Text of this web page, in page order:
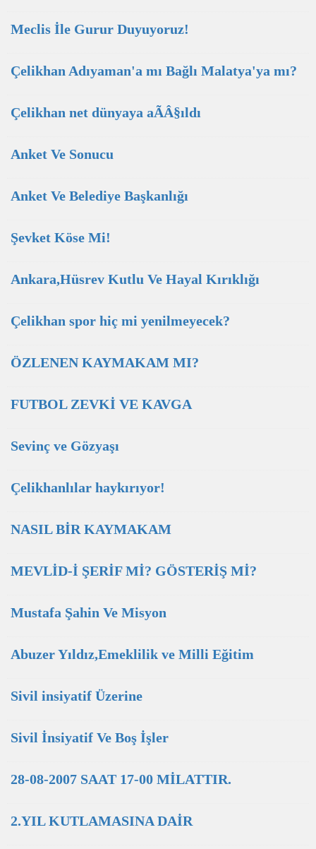
Meclis İle Gurur Duyuyoruz!
Çelikhan Adıyaman'a mı Bağlı Malatya'ya mı?
Çelikhan net dünyaya aÃÂ§ıldı
Anket Ve Sonucu
Anket Ve Belediye Başkanlığı
Şevket Köse Mi!
Ankara,Hüsrev Kutlu Ve Hayal Kırıklığı
Çelikhan spor hiç mi yenilmeyecek?
ÖZLENEN KAYMAKAM MI?
FUTBOL ZEVKİ VE KAVGA
Sevinç ve Gözyaşı
Çelikhanlılar haykırıyor!
NASIL BİR KAYMAKAM
MEVLİD-İ ŞERİF Mİ? GÖSTERİŞ Mİ?
Mustafa Şahin Ve Misyon
Abuzer Yıldız,Emeklilik ve Milli Eğitim
Sivil insiyatif Üzerine
Sivil İnsiyatif Ve Boş İşler
28-08-2007 SAAT 17-00 MİLATTIR.
2.YIL KUTLAMASINA DAİR